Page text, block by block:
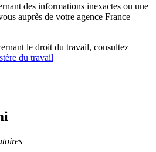
des informations inexactes ou une
auprès de votre agence France
le droit du travail, consultez
du travail